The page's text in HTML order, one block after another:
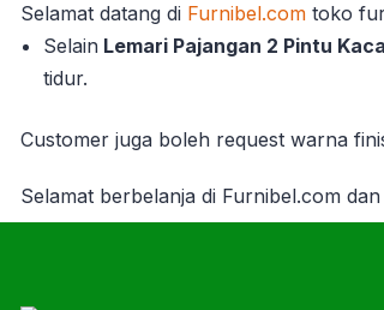
Selamat datang di Furnibel.com toko
Selain Lemari Pajangan 2 Pintu
tidur.
Customer juga boleh request warna
Selamat berbelanja di Furnibel.com